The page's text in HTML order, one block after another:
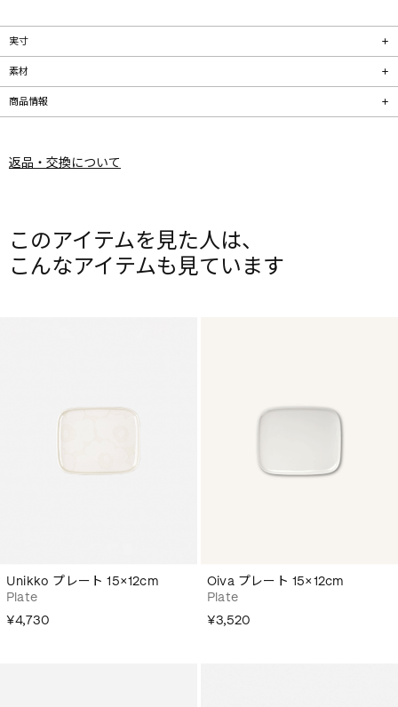
実寸
素材
商品情報
返品・交換について
このアイテムを見た人は、
こんなアイテムも見ています
Unikko プレート 15×12cm
Plate
¥4,730
Oiva プレート 15×12cm
Plate
¥3,520